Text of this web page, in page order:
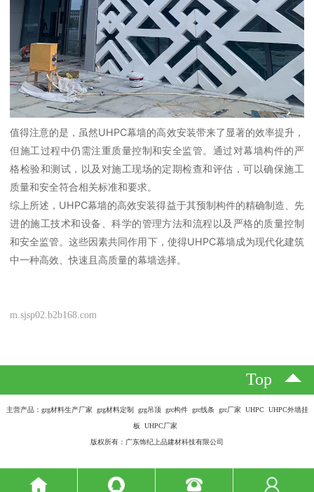
值得注意的是，虽然UHPC幕墙的高效安装带来了显著的效率提升，
但施工过程中仍需注重质量控制和安全监管。通过对幕墙构件的严
格检验和测试，以及对施工现场的定期检查和评估，可以确保施工
质量和安全符合相关标准和要求。
综上所述，UHPC幕墙的高效安装得益于其预制构件的精确制造、先
进的施工技术和设备、科学的管理方法和流程以及严格的质量控制
和安全监管。这些因素共同作用下，使得UHPC幕墙成为现代化建筑
中一种高效、快速且高质量的幕墙选择。
m.sjsp02.b2b168.com
Top
主营产品：grg材料生产厂家 grg材料定制 grg吊顶 grc构件 grc线条 grc厂家 UHPC UHPC外墙挂
板 UHPC厂家
版权所有：广东饰纪上品建材科技有限公司